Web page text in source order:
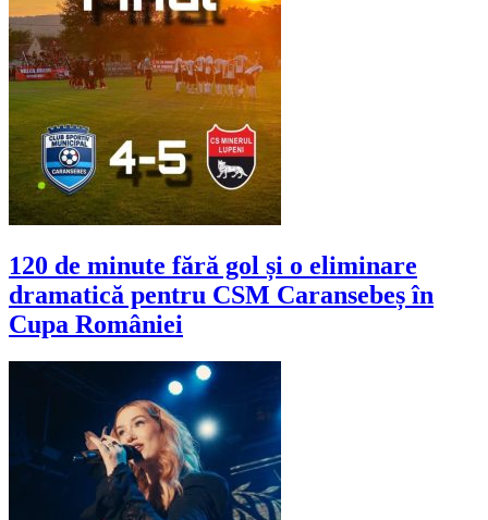
120 de minute fără gol și o eliminare
dramatică pentru CSM Caransebeș în
Cupa României